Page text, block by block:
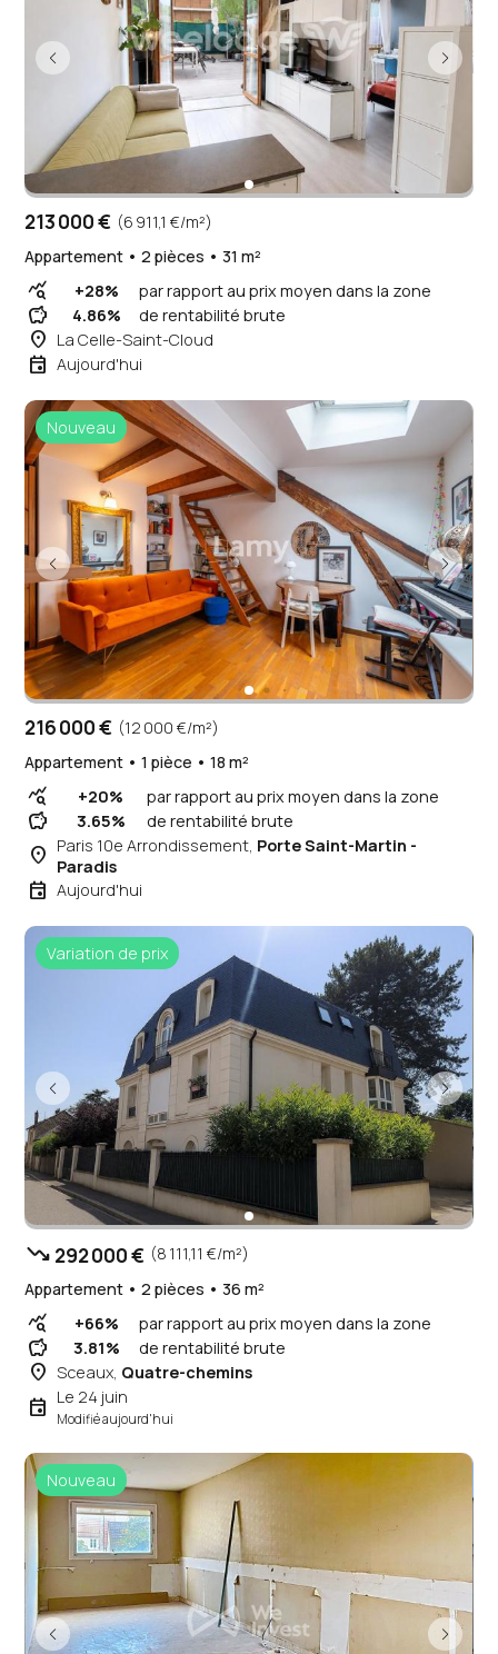
213 000 € (6 911,1 €/m²)
Appartement • 2 pièces • 31 m²
query_stats +28% par rapport au prix moyen dans la zone
savings 4.86% de rentabilité brute
place La Celle-Saint-Cloud
event Aujourd'hui
Nouveau
216 000 € (12 000 €/m²)
Appartement • 1 pièce • 18 m²
query_stats +20% par rapport au prix moyen dans la zone
savings 3.65% de rentabilité brute
place Paris 10e Arrondissement, Porte Saint-Martin -
Paradis
event Aujourd'hui
Variation de prix
trending_down 292 000 € (8 111,11 €/m²)
Appartement • 2 pièces • 36 m²
query_stats +66% par rapport au prix moyen dans la zone
savings 3.81% de rentabilité brute
place Sceaux, Quatre-chemins
event Le 24 juin
Modifié aujourd'hui
Nouveau